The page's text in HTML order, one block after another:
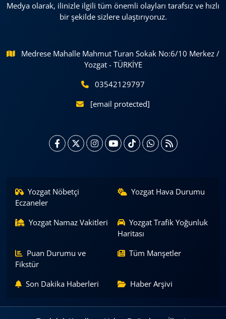
Medya olarak, ilinizle ilgili tüm önemli olayları tarafsız ve hızlı
bir şekilde sizlere ulaştırıyoruz.
Medrese Mahalle Mahmut Turan Sokak No:6/10 Merkez /
Yozgat - TÜRKİYE
03542129797
[email protected]
Yozgat Nöbetçi
Eczaneler
Yozgat Hava Durumu
Yozgat Namaz Vakitleri
Yozgat Trafik Yoğunluk
Haritası
Puan Durumu ve
Fikstür
Tüm Manşetler
Son Dakika Haberleri Haber Arşivi